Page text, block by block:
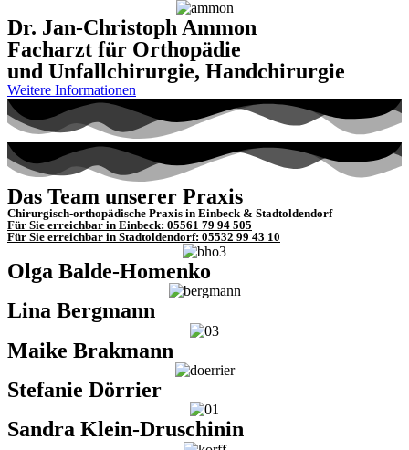
Dr. Jan-Christoph Ammon
Facharzt für Orthopädie
und Unfallchirurgie, Handchirurgie
Weitere Informationen
Das Team unserer Praxis
Chirurgisch-orthopädische Praxis in Einbeck & Stadtoldendorf
Für Sie erreichbar in Einbeck: 05561 79 94 505
Für Sie erreichbar in Stadtoldendorf: 05532 99 43 10
Olga Balde-Homenko
Lina Bergmann
Maike Brakmann
Stefanie Dörrier
Sandra Klein-Druschinin